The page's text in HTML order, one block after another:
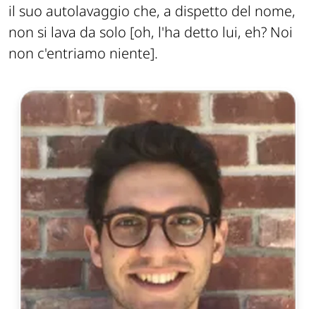
il suo autolavaggio che, a dispetto del nome,
non si lava da solo [oh, l'ha detto lui, eh? Noi
non c'entriamo niente].